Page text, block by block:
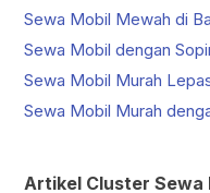
Sewa Mobil Mewah di
Sewa Mobil dengan
Sewa Mobil Murah
Sewa Mobil Murah
Artikel Cluster Sewa